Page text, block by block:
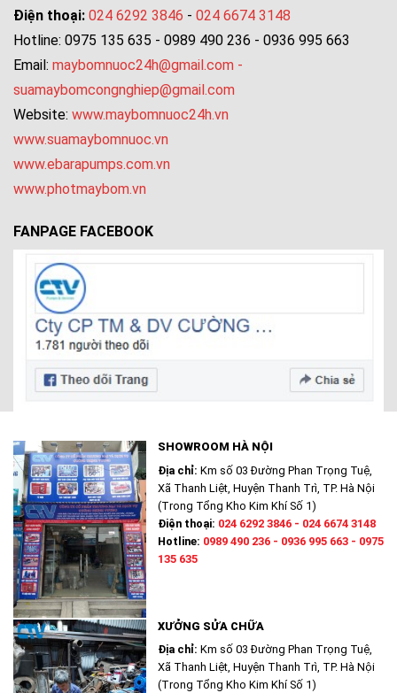
Điện thoại: 024 6292 3846 - 024 6674 3148
Hotline: 0975 135 635 - 0989 490 236 - 0936 995 663
Email: maybomnuoc24h@gmail.com -
suamaybomcongnghiep@gmail.com
Website: www.maybomnuoc24h.vn
www.suamaybomnuoc.vn
www.ebarapumps.com.vn
www.photmaybom.vn
FANPAGE FACEBOOK
SHOWROOM HÀ NỘI
Địa chỉ: Km số 03 Đường Phan Trọng Tuệ,
Xã Thanh Liệt, Huyện Thanh Trì, TP. Hà Nội
(Trong Tổng Kho Kim Khí Số 1)
Điện thoại: 024 6292 3846 - 024 6674 3148
Hotline: 0989 490 236 - 0936 995 663 - 0975
135 635
XƯỞNG SỬA CHỮA
Địa chỉ: Km số 03 Đường Phan Trọng Tuệ,
Xã Thanh Liệt, Huyện Thanh Trì, TP. Hà Nội
(Trong Tổng Kho Kim Khí Số 1)